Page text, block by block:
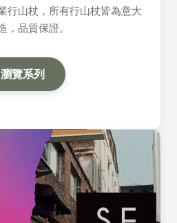
行山杖，所有行山杖皆為意大
，品質保證。
瀏覽系列